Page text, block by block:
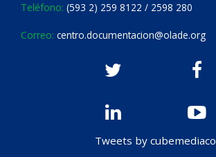
Teléfono: (593 2) 259 8122 / 2598 280
Correo: centro.documentacion@olade.org
Tweets by cubemediaco